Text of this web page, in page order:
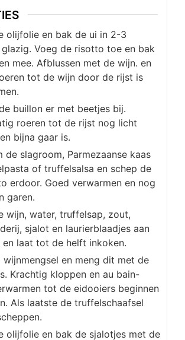
olijfolie en bak de ui in 2-3
glazig. Voeg de risotto toe en bak
mee. Afblussen met de wijn. en
tot de wijn door de rijst is
buillon er met beetjes bij.
roeren tot de rijst nog licht
bijna gaar is.
de slagroom, Parmezaanse kaas
of truffelsalsa en schep de
erdoor. Goed verwarmen en nog
garen.
wijn, water, truffelsap, zout,
sjalot en laurierblaadjes aan
laat tot de helft inkoken.
wijnmengsel en meng dit met de
Krachtig kloppen en au bain-
tot de eidooiers beginnen
Als laatste de truffelschaafsel
olijfolie en bak de sjalotjes met de